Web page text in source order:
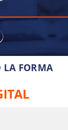
LA FORMA